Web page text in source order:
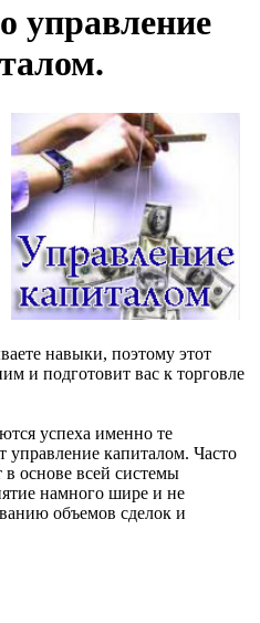
управление
навыки, поэтому этот
и подготовит вас к торговле
успеха именно те
капиталом. Часто
основе всей системы
намного шире и не
объемов сделок и